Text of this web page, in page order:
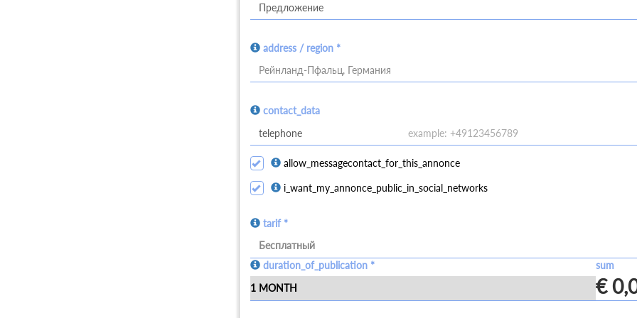
address / region *
Рейнланд-Пфальц, Германия
contact_data
allow_messagecontact_for_this_annonce
i_want_my_annonce_public_in_social_networks
tarif *
Бесплатный
duration_of_publication *
sum
€